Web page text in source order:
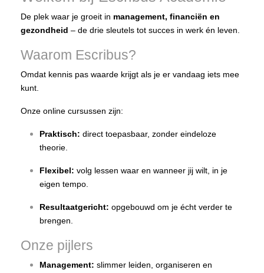
De plek waar je groeit in management, financiën en
gezondheid – de drie sleutels tot succes in werk én leven.
Waarom Escribus?
Omdat kennis pas waarde krijgt als je er vandaag iets mee
kunt.
Onze online cursussen zijn:
Praktisch: direct toepasbaar, zonder eindeloze
theorie.
Flexibel: volg lessen waar en wanneer jij wilt, in je
eigen tempo.
Resultaatgericht: opgebouwd om je écht verder te
brengen.
Onze pijlers
Management: slimmer leiden, organiseren en